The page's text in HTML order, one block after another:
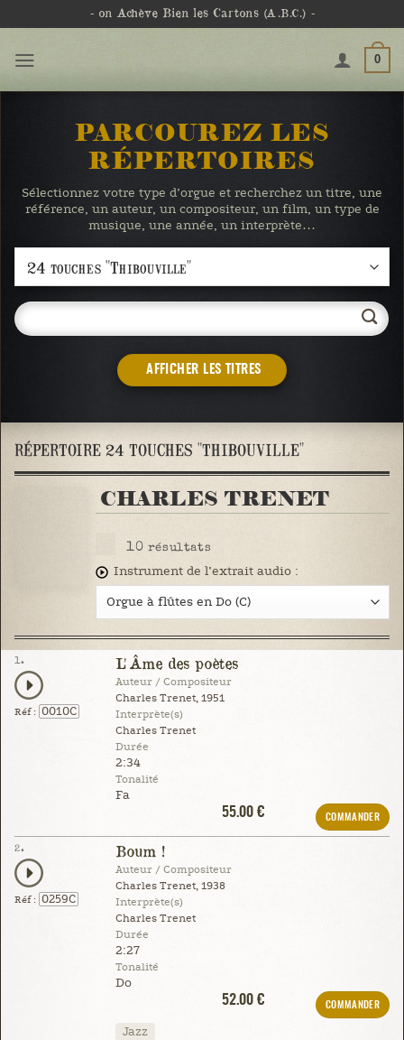
- on Achève Bien les Cartons (A.B.C.) -
0
PARCOUREZ LES
RÉPERTOIRES
Sélectionnez votre type d’orgue et recherchez un titre, une
référence, un auteur, un compositeur, un film, un type de
musique, une année, un interprète…
AFFICHER LES TITRES
RÉPERTOIRE 24 TOUCHES "THIBOUVILLE"
CHARLES TRENET
10 résultats
Instrument de l’extrait audio :
1.
Réf : 0010C
L'Âme des poètes
Auteur / Compositeur
Charles Trenet, 1951
Interprète(s)
Charles Trenet
Durée
2:34
Tonalité
Fa
55.00 €
COMMANDER
2.
Réf : 0259C
Boum !
Auteur / Compositeur
Charles Trenet, 1938
Interprète(s)
Charles Trenet
Durée
2:27
Tonalité
Do
52.00 €
COMMANDER
Jazz